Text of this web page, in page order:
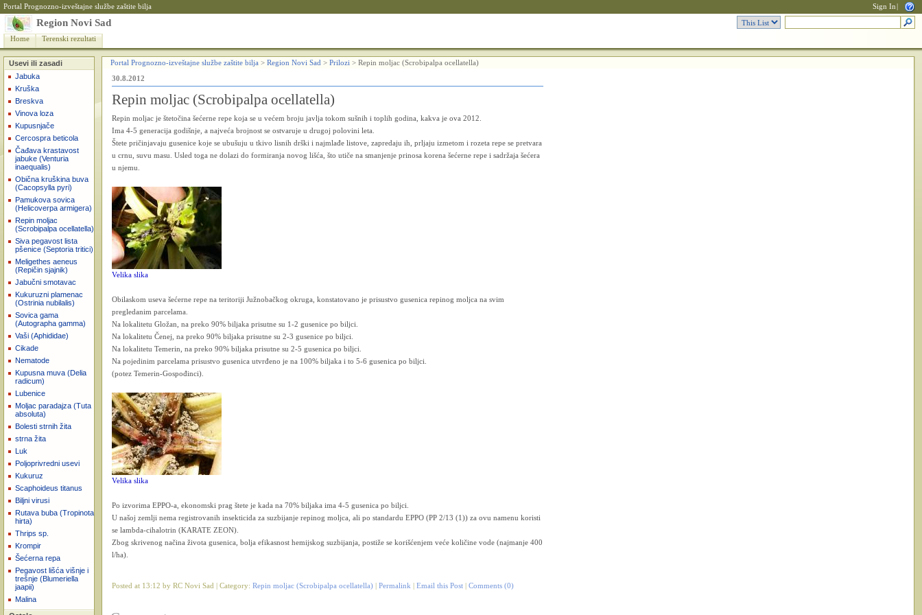
Portal Prognozno-izveštajne službe zaštite bilja Sign In
Region Novi Sad
Home Terenski rezultati
Usevi ili zasadi
Jabuka
Kruška
Breskva
Vinova loza
Kupusnjače
Cercospra beticola
Čađava krastavost
jabuke (Venturia
inaequalis)
Obična kruškina buva
(Cacopsylla pyri)
Pamukova sovica
(Helicoverpa armigera)
Repin moljac
(Scrobipalpa ocellatella)
Siva pegavost lista
pšenice (Septoria tritici)
Meligethes aeneus
(Repičin sjajnik)
Jabučni smotavac
Kukuruzni plamenac
(Ostrinia nubilalis)
Sovica gama
(Autographa gamma)
Vaši (Aphididae)
Cikade
Nematode
Kupusna muva (Delia
radicum)
Lubenice
Moljac paradajza (Tuta
absoluta)
Bolesti strnih žita
strna žita
Luk
Poljoprivredni usevi
Kukuruz
Scaphoideus titanus
Biljni virusi
Rutava buba (Tropinota
hirta)
Thrips sp.
Krompir
Šećerna repa
Pegavost lišća višnje i
trešnje (Blumeriella
jaapii)
Malina
Portal Prognozno-izveštajne službe zaštite bilja > Region Novi Sad > Prilozi > Repin moljac (Scrobipalpa ocellatella)
30.8.2012
Repin moljac (Scrobipalpa ocellatella)
Repin moljac je štetočina šećerne repe koja se u većem broju javlja tokom sušnih i toplih godina, kakva je ova 2012.
Ima 4-5 generacija godišnje, a najveća brojnost se ostvaruje u drugoj polovini leta.
Štete pričinjavaju gusenice koje se ubušuju u tkivo lisnih drški i najmlađe listove, zapredaju ih, prljaju izmetom i rozeta repe se pretvara
u crnu, suvu masu. Usled toga ne dolazi do formiranja novog lišća, što utiče na smanjenje prinosa korena šećerne repe i sadržaja šećera
u njemu.
Velika slika
Obilaskom useva šećerne repe na teritoriji Južnobačkog okruga, konstatovano je prisustvo gusenica repinog moljca na svim
pregledanim parcelama.
Na lokalitetu Gložan, na preko 90% biljaka prisutne su 1-2 gusenice po biljci.
Na lokalitetu Čenej, na preko 90% biljaka prisutne su 2-3 gusenice po biljci.
Na lokalitetu Temerin, na preko 90% biljaka prisutne su 2-5 gusenica po biljci.
Na pojedinim parcelama prisustvo gusenica utvrđeno je na 100% biljaka i to 5-6 gusenica po biljci.
(potez Temerin-Gospođinci).
Velika slika
Po izvorima EPPO-a, ekonomski prag štete je kada na 70% biljaka ima 4-5 gusenica po biljci.
U našoj zemlji nema registrovanih insekticida za suzbijanje repinog moljca, ali po standardu EPPO (PP 2/13 (1)) za ovu namenu koristi
se lambda-cihalotrin (KARATE ZEON).
Zbog skrivenog načina života gusenica, bolja efikasnost hemijskog suzbijanja, postiže se korišćenjem veće količine vode (najmanje 400
l/ha).
Posted at 13:12 by RC Novi Sad | Category: Repin moljac (Scrobipalpa ocellatella) Permalink Email this Post Comments (0)